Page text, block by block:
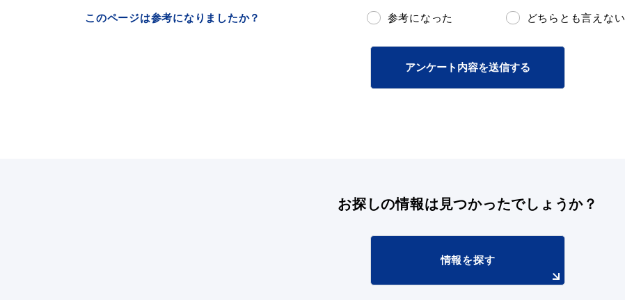
このページは参考になりましたか？ 参考になった どちらとも言えない
アンケート内容を送信する
お探しの情報は 見つかったでしょうか？
情報を探す